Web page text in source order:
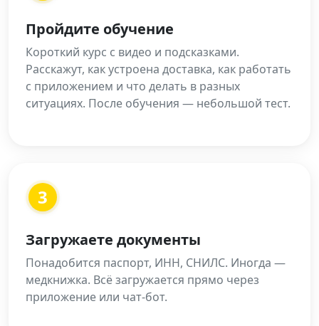
Пройдите обучение
Короткий курс с видео и подсказками.
Расскажут, как устроена доставка, как работать
с приложением и что делать в разных
ситуациях. После обучения — небольшой тест.
3
Загружаете документы
Понадобится паспорт, ИНН, СНИЛС. Иногда —
медкнижка. Всё загружается прямо через
приложение или чат-бот.